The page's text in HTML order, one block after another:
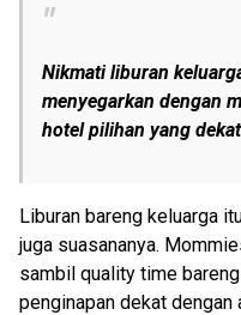
Nikmati liburan
menyegarkan dengan
hotel pilihan yang
Liburan bareng keluarga
juga suasananya.
sambil quality time
penginapan dekat dengan